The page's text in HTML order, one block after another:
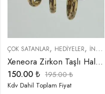
,TREND ÜRÜNLER,YENI
ÇOK SATANLAR,HEDIYELER,İNDIRIMLI ÜRÜNLER
Xeneora Zirkon Taşlı Halka 3’lü Küpe Seti
150.00₺ 195.00₺
Kdv Dahil Toplam Fiyat